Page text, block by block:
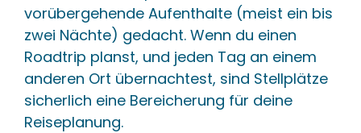
vorübergehende Aufenthalte (meist ein bis
zwei Nächte) gedacht. Wenn du einen
Roadtrip planst, und jeden Tag an einem
anderen Ort übernachtest, sind Stellplätze
sicherlich eine Bereicherung für deine
Reiseplanung.